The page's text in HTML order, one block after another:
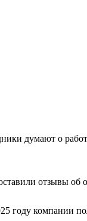
думают о
отзывы об
году компании